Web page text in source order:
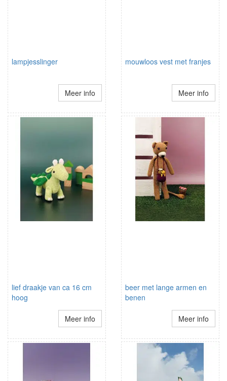
lampjesslinger
Meer info
mouwloos vest met franjes
Meer info
lief draakje van ca 16 cm
hoog
Meer info
beer met lange armen en
benen
Meer info